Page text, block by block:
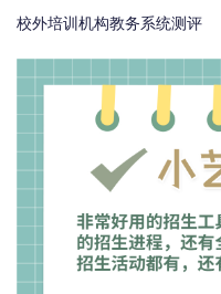
校外培训机构教务系统测评